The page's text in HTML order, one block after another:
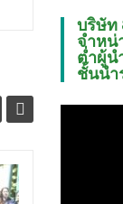
บริษัท
จำหน่
ต่ำผู้น
ชั้นนำ